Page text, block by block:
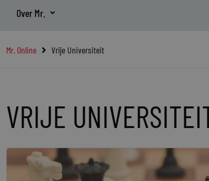
Over Mr.
Mr. Online Vrije Universiteit
VRIJE